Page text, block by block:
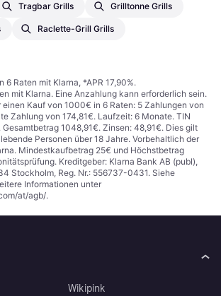
Tragbar Grills Grilltonne Grills
Raclette-Grill Grills
6 Raten mit Klarna, *APR 17,90%.
mit Klarna. Eine Anzahlung kann erforderlich sein.
Kauf von 1000€ in 6 Raten: 5 Zahlungen von
Zahlung von 174,81€. Laufzeit: 6 Monate. TIN
Gesamtbetrag 1048,91€. Zinsen: 48,91€. Dies gilt
Personen über 18 Jahre. Vorbehaltlich der
Mindestkaufbetrag 25€ und Höchstbetrag
Kreditgeber: Klarna Bank AB (publ),
Stockholm, Reg. Nr.: 556737-0431. Siehe
Informationen unter
at/agb/.
Wikipink